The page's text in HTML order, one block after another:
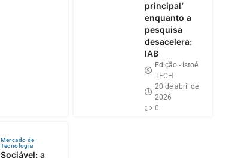
principal’
enquanto a
pesquisa
desacelera:
IAB
Edição - Istoé
TECH
20 de abril de
2026
0
Mercado de
Tecnologia
Sociável: a